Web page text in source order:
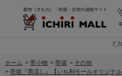
ホーム > 帯小物 > 帯揚 > その他
> 帯揚『墨流し』【いち利モールオリジナル